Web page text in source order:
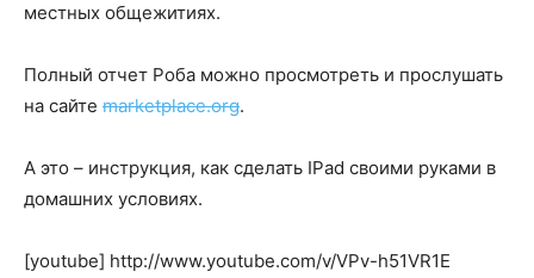
местных общежитиях.
Полный отчет Роба можно просмотреть и прослушать
на сайте marketplace.org.
А это – инструкция, как сделать IPad своими руками в
домашних условиях.
[youtube] http://www.youtube.com/v/VPv-h51VR1E